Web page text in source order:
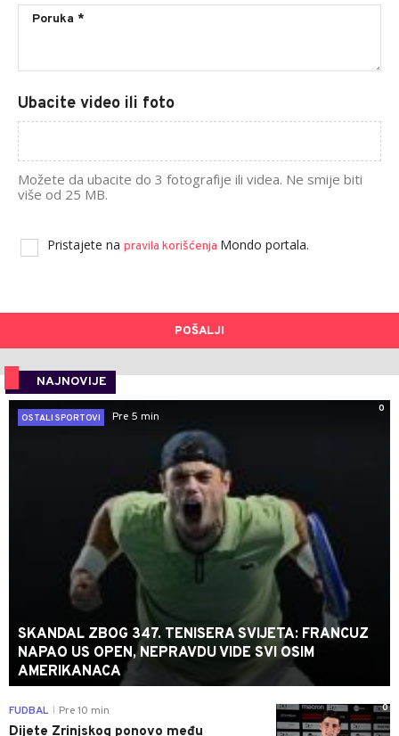
Ubacite video ili foto
Možete da ubacite do 3 fotografije ili videa. Ne smije biti
više od 25 MB.
Pristajete na pravila korišćenja Mondo portala.
POŠALJI
NAJNOVIJE
0
OSTALI SPORTOVI
Pre 5 min
SKANDAL ZBOG 347. TENISERA SVIJETA: FRANCUZ
NAPAO US OPEN, NEPRAVDU VIDE SVI OSIM
AMERIKANACA
0
FUDBAL Pre 10 min
Dijete Zrinjskog ponovo među